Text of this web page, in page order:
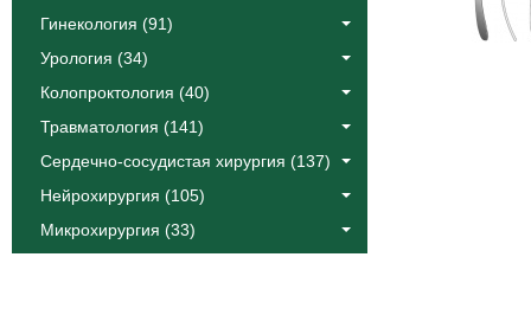
Гинекология (91)
Урология (34)
Колопроктология (40)
Травматология (141)
Сердечно-сосудистая хирургия (137)
Нейрохирургия (105)
Микрохирургия (33)